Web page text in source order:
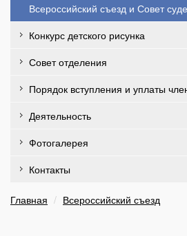
Всероссийский съезд и Совет
Конкурс детского рисунка
Совет отделения
Порядок вступления и уплаты
Деятельность
Фотогалерея
Контакты
Главная Всероссийский съезд